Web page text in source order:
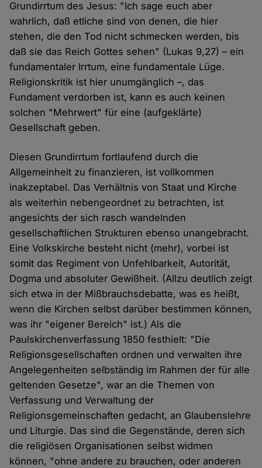
Grundirrtum des Jesus: "Ich sage euch aber
wahrlich, daß etliche sind von denen, die hier
stehen, die den Tod nicht schmecken werden, bis
daß sie das Reich Gottes sehen" (Lukas 9,27) – ein
fundamentaler Irrtum, eine fundamentale Lüge.
Religionskritik ist hier unumgänglich –, das
Fundament verdorben ist, kann es auch keinen
solchen "Mehrwert" für eine (aufgeklärte)
Gesellschaft geben.
Diesen Grundirrtum fortlaufend durch die
Allgemeinheit zu finanzieren, ist vollkommen
inakzeptabel. Das Verhältnis von Staat und Kirche
als weiterhin nebengeordnet zu betrachten, ist
angesichts der sich rasch wandelnden
gesellschaftlichen Strukturen ebenso unangebracht.
Eine Volkskirche besteht nicht (mehr), vorbei ist
somit das Regiment von Unfehlbarkeit, Autorität,
Dogma und absoluter Gewißheit. (Allzu deutlich zeigt
sich etwa in der Mißbrauchsdebatte, was es heißt,
wenn die Kirchen selbst darüber bestimmen können,
was ihr "eigener Bereich" ist.) Als die
Paulskirchenverfassung 1850 festhielt: "Die
Religionsgesellschaften ordnen und verwalten ihre
Angelegenheiten selbständig im Rahmen der für alle
geltenden Gesetze", war an die Themen von
Verfassung und Verwaltung der
Religionsgemeinschaften gedacht, an Glaubenslehre
und Liturgie. Das sind die Gegenstände, deren sich
die religiösen Organisationen selbst widmen
können, "ohne andere zu brauchen, oder anderen